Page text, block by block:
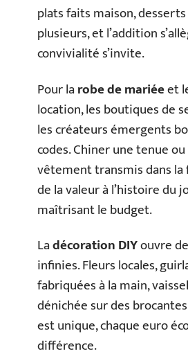
plats faits maison,
plusieurs, et l’addition
convivialité s’invite.
Pour larobe de mariéeet
location, les boutiques de
les créateurs émergents
codes. Chiner une tenue
vêtement transmis dans la
de la valeur à l’histoire du
maîtrisant le budget.
Ladécoration DIYouvre
infinies. Fleurs locales,
fabriquées à la main,
dénichée sur des
est unique, chaque euro
différence.